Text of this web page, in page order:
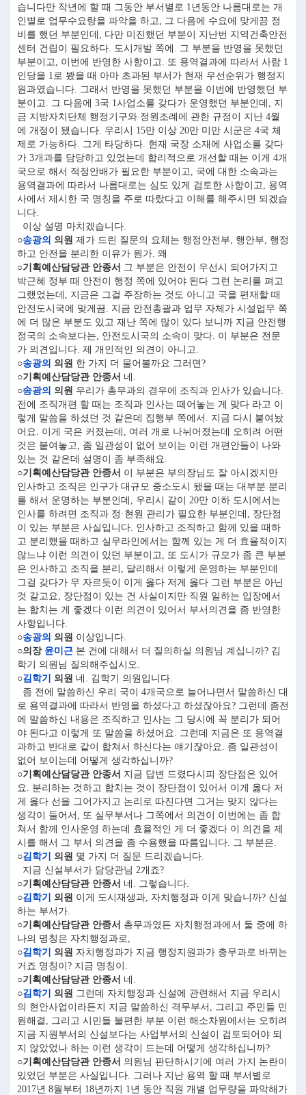
습니다만 작년에 할 때 그동안 부서별로 1년동안 나름대로는 개
인별로 업무수요량을 파악을 하고, 그 다음에 수요에 맞게끔 정
비를 했던 부분인데, 다만 미진했던 부분이 지난번 지역건축안전
센터 건립이 필요하다. 도시개발 쪽에. 그 부분을 반영을 못했던
부분이고, 이번에 반영한 사항이고. 또 용역결과에 따라서 사람 1
인당을 1로 봤을 때 아마 초과된 부서가 현재 우선순위가 행정지
원과였습니다. 그래서 반영을 못했던 부분을 이번에 반영했던 부
분이고. 그 다음에 3국 1사업소를 갖다가 운영했던 부분인데, 지
금 지방자치단체 행정기구와 정원조례에 관한 규정이 지난 4월
에 개정이 됐습니다. 우리시 15만 이상 20만 미만 시군은 4국 체
제로 가능하다. 그게 타당하다. 현재 국장 소재에 사업소를 갖다
가 3개과를 담당하고 있었는데 합리적으로 개선할 때는 이게 4개
국으로 해서 적정안배가 필요한 부분이고, 국에 대한 소속과는
용역결과에 따라서 나름대로는 심도 있게 검토한 사항이고, 용역
사에서 제시한 국 명칭을 주로 따랐다고 이해를 해주시면 되겠습
니다.
이상 설명 마치겠습니다.
○송광의 의원 제가 드린 질문의 요체는 행정안전부, 행안부, 행정
하고 안전을 분리한 이유가 뭔가. 왜
○기획예산담당관 안종서 그 부분은 안전이 우선시 되어가지고
박근혜 정부 때 안전이 행정 쪽에 있어야 된다 그런 논리를 펴고
그랬었는데, 지금은 그걸 주장하는 것도 아니고 국을 편재할 때
안전도시국에 맞게끔. 지금 안전총괄과 업무 자체가 시설업무 쪽
에 더 많은 부분도 있고 재난 쪽에 많이 있다 보니까 지금 안전행
정국의 소속보다는, 안전도시국의 소속이 맞다. 이 부분은 전문
가 의견입니다. 제 개인적인 의견이 아니고.
○송광의 의원 한 가지 더 물어볼까요 그러면?
○기획예산담당관 안종서 네.
○송광의 의원 우리가 총무과의 경우에 조직과 인사가 있습니다.
전에 조직개편 할 때는 조직과 인사는 떼어놓는 게 맞다 라고 이
렇게 말씀을 하셨던 것 같은데 집행부 쪽에서. 지금 다시 붙여놨
어요. 이게 국은 커졌는데, 여러 개로 나뉘어졌는데 오히려 어떤
것은 붙여놓고, 좀 일관성이 없어 보이는 이런 개편안들이 나와
있는 것 같은데 설명이 좀 부족해요.
○기획예산담당관 안종서 이 부분은 부의장님도 잘 아시겠지만
인사하고 조직은 인구가 대규모 중소도시 됐을 때는 대부분 분리
를 해서 운영하는 부분인데, 우리시 같이 20만 이하 도시에서는
인사를 하려면 조직과 정·현원 관리가 필요한 부분인데, 장단점
이 있는 부분은 사실입니다. 인사하고 조직하고 함께 있을 때하
고 분리했을 때하고 실무라인에서는 함께 있는 게 더 효율적이지
않느냐 이런 의견이 있던 부분이고, 또 도시가 규모가 좀 큰 부분
은 인사하고 조직을 분리, 달리해서 이렇게 운영하는 부분인데
그걸 갖다가 무 자르듯이 이게 옳다 저게 옳다 그런 부분은 아닌
것 같고요, 장단점이 있는 건 사실이지만 직원 일하는 입장에서
는 합치는 게 좋겠다 이런 의견이 있어서 부서의견을 좀 반영한
사항입니다.
○송광의 의원 이상입니다.
○의장 윤미근 본 건에 대해서 더 질의하실 의원님 계십니까? 김
학기 의원님 질의해주십시오.
○김학기 의원 네. 김학기 의원입니다.
좀 전에 말씀하신 우리 국이 4개국으로 늘어나면서 말씀하신 대
로 용역결과에 따라서 반영을 하셨다고 하셨잖아요? 그런데 좀전
에 말씀하신 내용은 조직하고 인사는 그 당시에 꼭 분리가 되어
야 된다고 이렇게 또 말씀을 하셨어요. 그런데 지금은 또 용역결
과하고 반대로 같이 합쳐서 하신다는 얘기잖아요. 좀 일관성이
없어 보이는데 어떻게 생각하십니까?
○기획예산담당관 안종서 지금 답변 드렸다시피 장단점은 있어
요. 분리하는 것하고 합치는 것이 장단점이 있어서 이게 옳다 저
게 옳다 선을 그어가지고 논리로 따진다면 그거는 맞지 않다는
생각이 들어서, 또 실무부서나 그쪽에서 의견이 이번에는 좀 합
쳐서 함께 인사운영 하는데 효율적인 게 더 좋겠다 이 의견을 제
시를 해서 그 부서 의견을 좀 수용했을 따름입니다. 그 부분은.
○김학기 의원 몇 가지 더 질문 드리겠습니다.
지금 신설부서가 담당관님 2개죠?
○기획예산담당관 안종서 네. 그렇습니다.
○김학기 의원 이게 도시재생과, 자치행정과 이게 맞습니까? 신설
하는 부서가.
○기획예산담당관 안종서 총무과였든 자치행정과에서 둘 중에 하
나의 명칭은 자치행정과로,
○김학기 의원 자치행정과가 지금 행정지원과가 총무과로 바뀌는
거죠 명칭이? 지금 명칭이.
○기획예산담당관 안종서 네.
○김학기 의원 그런데 자치행정과 신설에 관련해서 지금 우리시
의 현안사업이라든지 지금 말씀하신 격무부서, 그리고 주민들 민
원해결, 그리고 시민들 불편한 부분 이런 해소차원에서는 오히려
지금 지원부서의 신설보다는 사업부서의 신설이 검토되어야 되
지 않았었나 하는 이런 생각이 드는데 어떻게 생각하십니까?
○기획예산담당관 안종서 의원님 판단하시기에 여러 가지 논란이
있었던 부분은 사실입니다. 그러나 지난 용역 할 때 부서별로
2017년 8월부터 18년까지 1년 동안 직원 개별 업무량을 파악해가